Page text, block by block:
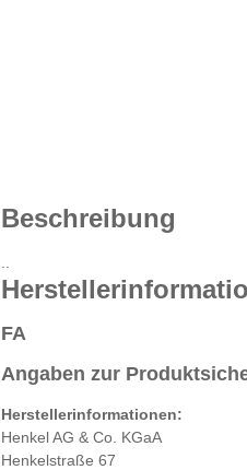
Beschreibung
FA
Angaben zur
Herstellerinformationen:
Henkel AG & Co. KGaA
Henkelstraße 67